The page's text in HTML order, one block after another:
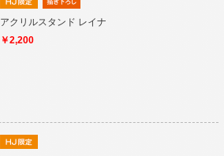
アクリルスタンド レイナ
￥2,200